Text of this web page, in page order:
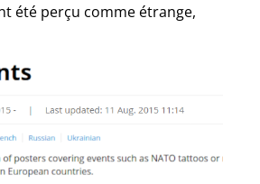
été perçu comme étrange,